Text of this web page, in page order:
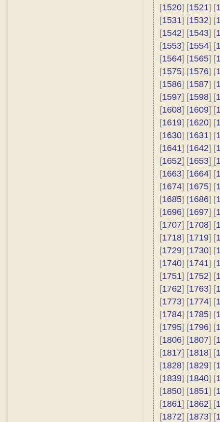
[1520] [1521] [
[1531] [1532] [
[1542] [1543] [
[1553] [1554] [
[1564] [1565] [
[1575] [1576] [
[1586] [1587] [
[1597] [1598] [
[1608] [1609] [
[1619] [1620] [
[1630] [1631] [
[1641] [1642] [
[1652] [1653] [
[1663] [1664] [
[1674] [1675] [
[1685] [1686] [
[1696] [1697] [
[1707] [1708] [
[1718] [1719] [
[1729] [1730] [
[1740] [1741] [
[1751] [1752] [
[1762] [1763] [
[1773] [1774] [
[1784] [1785] [
[1795] [1796] [
[1806] [1807] [
[1817] [1818] [
[1828] [1829] [
[1839] [1840] [
[1850] [1851] [
[1861] [1862] [
[1872] [1873] [